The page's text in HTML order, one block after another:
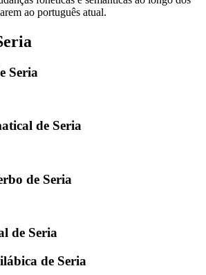
ao português atual.
Seria
de Seria
de Seria
de Seria
de Seria